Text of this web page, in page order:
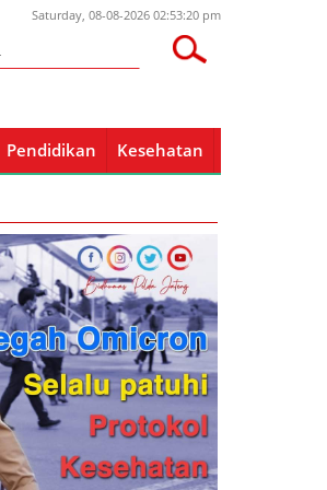
Saturday, 08-08-2026 02:53:20 pm
Pendidikan Kesehatan